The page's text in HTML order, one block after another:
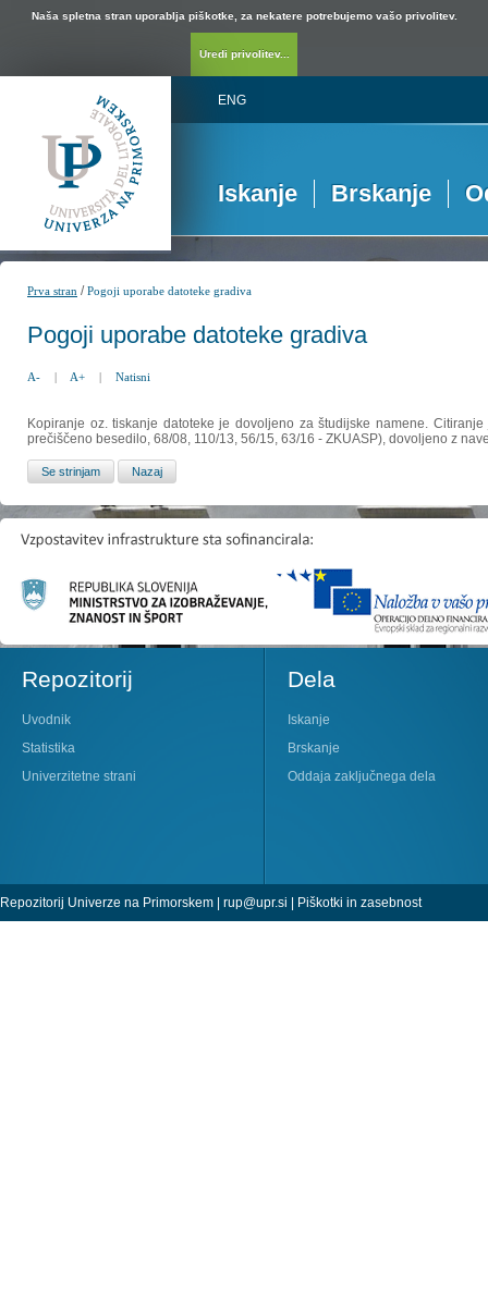
Naša spletna stran uporablja piškotke, za nekatere potrebujemo vašo privolitev.
Uredi privolitev...
ENG
Iskanje Brskanje
Prva stran /Pogoji uporabe datoteke gradiva
Pogoji uporabe datoteke gradiva
A- | A+ | Natisni
Kopiranje oz. tiskanje datoteke je dovoljeno za študijske namene.
prečiščeno besedilo, 68/08, 110/13, 56/15, 63/16 - ZKUASP), dovoljeno z
Repozitorij
Uvodnik
Statistika
Univerzitetne strani
Dela
Iskanje
Brskanje
Oddaja zaključnega dela
Repozitorij Univerze na Primorskem | rup@upr.si | Piškotki in zasebnost